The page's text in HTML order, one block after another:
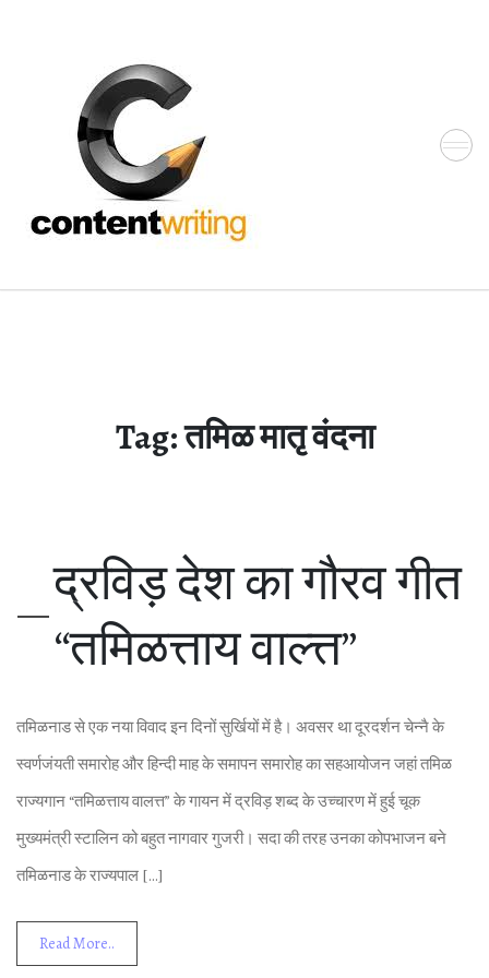
Tag:तमिळ मातृ वंदना
द्रविड़ देश का गौरव गीत
“तमिळत्ताय वाल्‍त्त”
तमिळनाड से एक नया विवाद इन दिनों सुर्खियों में है। अवसर था दूरदर्शन चेन्‍नै के
स्‍वर्णजंयती समारोह और हिन्‍दी माह के समापन समारोह का सहआयोजन जहां तमिळ
राज्‍यगान “तमिळत्ताय वालत्त” के गायन में द्रविड़ शब्‍द के उच्‍चारण में हुई चूक
मुख्‍यमंत्री स्‍टालिन को बहुत नागवार गुजरी। सदा की तरह उनका कोपभाजन बने
तमिळनाड के राज्‍यपाल […]
Read More..